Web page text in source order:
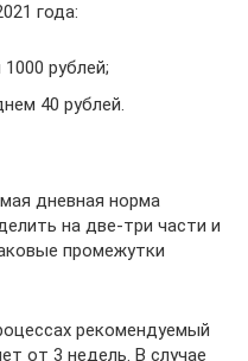
года:
рублей;
40 рублей.
дневная норма
на две-три части и
промежутки
рекомендуемый
от 3 недель. В случае